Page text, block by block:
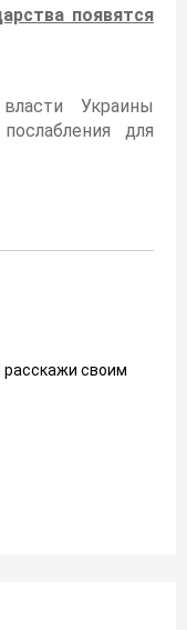
появятся
Украины
для
расскажи своим